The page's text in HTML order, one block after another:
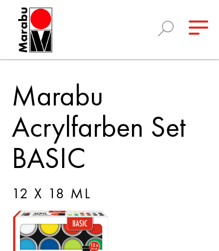
Marabu
Acrylfarben Set
BASIC
12 X 18 ML